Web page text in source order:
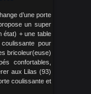
d’une porte
un super
état) + une table
pour
bricoleur(euse)
confortables,
aux Lilas (93)
coulissante et